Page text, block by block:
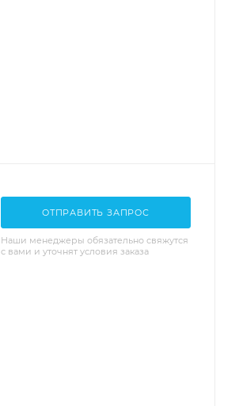
ОТПРАВИТЬ ЗАПРОС
Наши менеджеры обязательно свяжутся
с вами и уточнят условия заказа